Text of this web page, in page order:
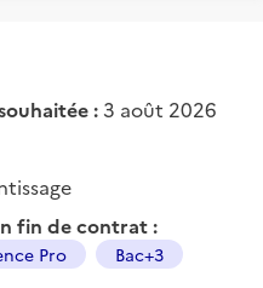
: 3 août 2026
fin de contrat :
Pro Bac+3